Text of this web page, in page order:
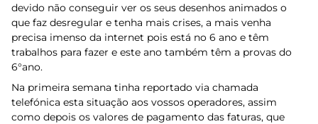
devido não conseguir ver os seus desenhos animados o
que faz desregular e tenha mais crises, a mais venha
precisa imenso da internet pois está no 6 ano e têm
trabalhos para fazer e este ano também têm a provas do
6°ano.
Na primeira semana tinha reportado via chamada
telefónica esta situação aos vossos operadores, assim
como depois os valores de pagamento das faturas, que